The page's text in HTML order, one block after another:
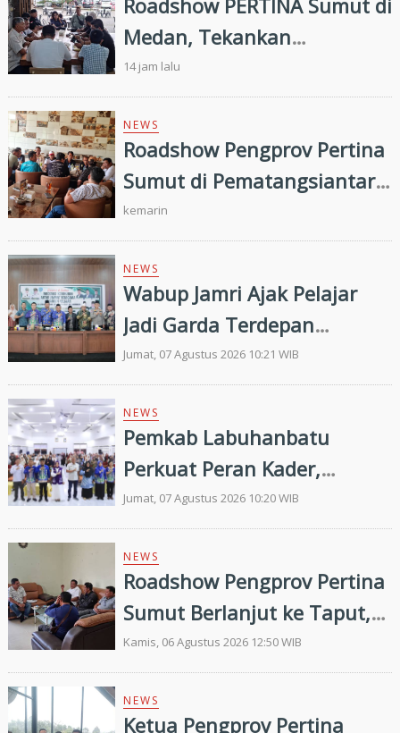
Medan, Tekankan
Penguatan Organisasi dan
Persiapan Porprovsu 2026
14 jam lalu
NEWS
Roadshow Pengprov Pertina
Sumut di Pematangsiantar,
Perkuat Pembinaan Atlet
Menuju Porprovsu 2026
kemarin
NEWS
Wabup Jamri Ajak Pelajar
Jadi Garda Terdepan
Merawat Kerukunan di Era
Digital
Jumat, 07 Agustus 2026 10:21 WIB
NEWS
Pemkab Labuhanbatu
Perkuat Peran Kader,
Efektivitas Penurunan
Stunting Masih Menjadi
Tantangan Bersama
Jumat, 07 Agustus 2026 10:20 WIB
NEWS
Roadshow Pengprov Pertina
Sumut Berlanjut ke Taput,
Pengkab Siap Dukung
Pembinaan dan Targetkan
Prestasi di Porprovsu 2026
Kamis, 06 Agustus 2026 12:50 WIB
NEWS
Ketua Pengprov Pertina